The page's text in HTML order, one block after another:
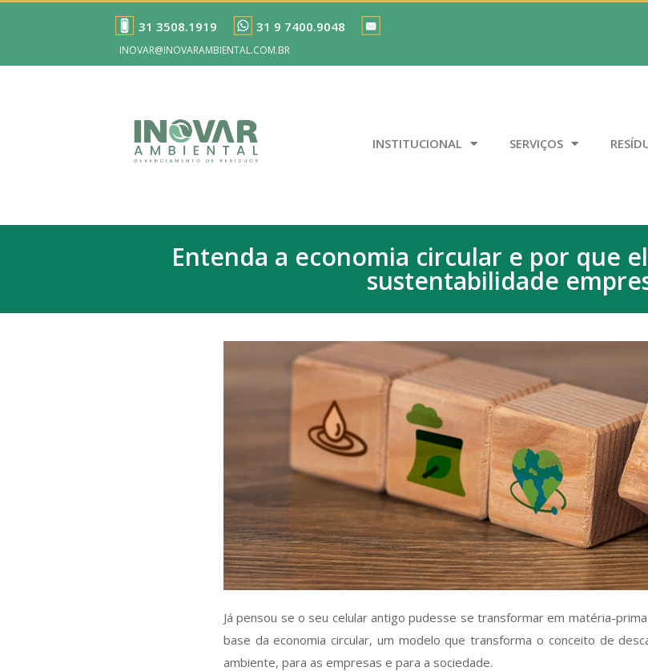
31 3508.1919 31 9 7400.9048
INOVAR@INOVARAMBIENTAL.COM.BR
INSTITUCIONAL SERVIÇOS
Entenda a economia circular e por que
sustentabilidade
Já pensou se o seu celular antigo pudesse se transformar em matéria-
base da economia circular, um modelo que transforma o conceito de
ambiente, para as empresas e para a sociedade.